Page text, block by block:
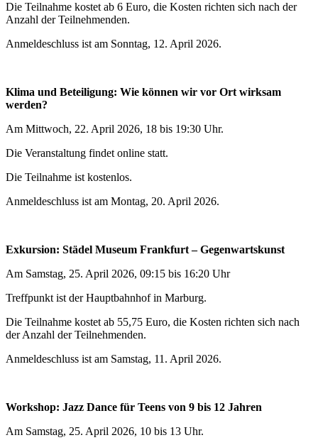
Die Teilnahme kostet ab 6 Euro, die Kosten richten sich nach der
Anzahl der Teilnehmenden.
Anmeldeschluss ist am Sonntag, 12. April 2026.
Klima und Beteiligung: Wie können wir vor Ort wirksam
werden?
Am Mittwoch, 22. April 2026, 18 bis 19:30 Uhr.
Die Veranstaltung findet online statt.
Die Teilnahme ist kostenlos.
Anmeldeschluss ist am Montag, 20. April 2026.
Exkursion: Städel Museum Frankfurt – Gegenwartskunst
Am Samstag, 25. April 2026, 09:15 bis 16:20 Uhr
Treffpunkt ist der Hauptbahnhof in Marburg.
Die Teilnahme kostet ab 55,75 Euro, die Kosten richten sich nach
der Anzahl der Teilnehmenden.
Anmeldeschluss ist am Samstag, 11. April 2026.
Workshop: Jazz Dance für Teens von 9 bis 12 Jahren
Am Samstag, 25. April 2026, 10 bis 13 Uhr.